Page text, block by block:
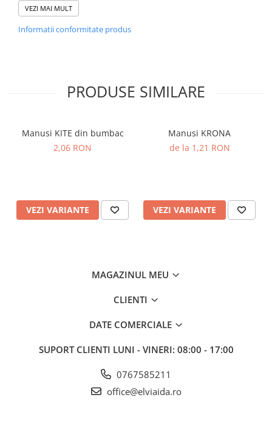
Special creat pentru a reduce efectele vibratiilor
Pentru a fi folosit cu pick-hammere etc
Banda pentru incheietura pentru utilizare sigura
Certificat CE
VEZI MAI MULT
Informatii conformitate produs
PRODUSE SIMILARE
Manusi KITE din bumbac
2,06 RON
VEZI VARIANTE
Manusi KRONA
de la 1,21 RON
VEZI VARIANTE
MAGAZINUL MEU
CLIENTI
DATE COMERCIALE
SUPORT CLIENTI LUNI - VINERI: 08:00 - 17:00
0767585211
office@elviaida.ro